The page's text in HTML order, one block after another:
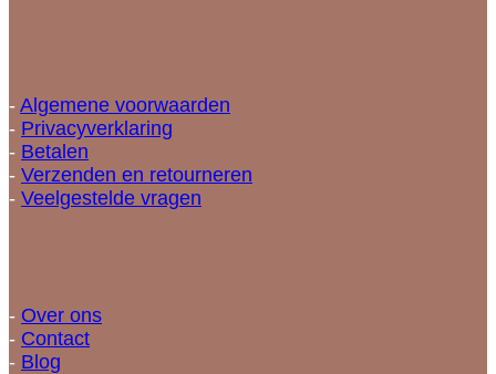
- Algemene voorwaarden
- Privacyverklaring
- Betalen
- Verzenden en retourneren
- Veelgestelde vragen
- Over ons
- Contact
- Blog